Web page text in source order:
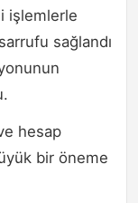
işlemlerle
sağlandı
hesap
bir öneme